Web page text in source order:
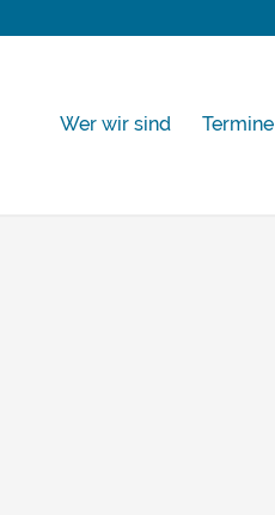
Wer wir sind Termine